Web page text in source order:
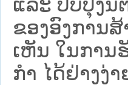
ແລະ ປັບປຸງນິ
ຂອງອົງການ
ເຫັນ ໃນການ
ກຳ ໄດ້ຢ່າງງ່